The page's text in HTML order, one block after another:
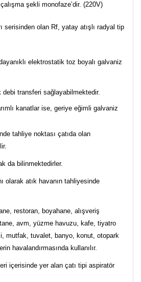
şekli monofaze’dir. (220V)
serisinden olan Rf, yatay atışlı radyal tip
elektrostatik toz boyalı galvaniz
debi transferi sağlayabilmektedir.
kanatlar ise, geriye eğimli galvaniz
tahliye noktası çatıda olan
da bilinmektedirler.
olarak atık havanın tahliyesinde
restoran, boyahane, alışveriş
avm, yüzme havuzu, kafe, tiyatro
mutfak, tuvalet, banyo, konut, otopark
havalandırmasında kullanılır.
içerisinde yer alan çatı tipi aspiratör